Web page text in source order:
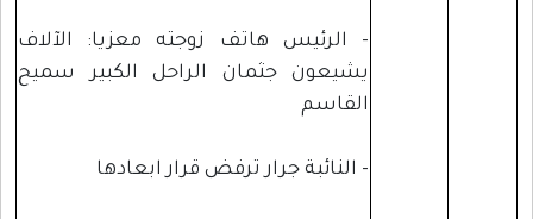
- الرئيس هاتف زوجته معزيا: الآلاف
يشيعون جثمان الراحل الكبير سميح
القاسم
- النائبة جرار ترفض قرار ابعادها